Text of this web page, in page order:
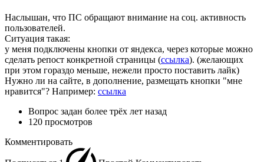
Наслышан, что ПС обращают внимание на соц. активность
пользователей.
Ситуация такая:
у меня подключены кнопки от яндекса, через которые можно
сделать репост конкретной страницы (ссылка). (желающих
при этом гораздо меньше, нежели просто поставить лайк)
Нужно ли на сайте, в дополнение, размещать кнопки "мне
нравится"? Например: ссылка
Вопрос задан более трёх лет назад
120 просмотров
Комментировать